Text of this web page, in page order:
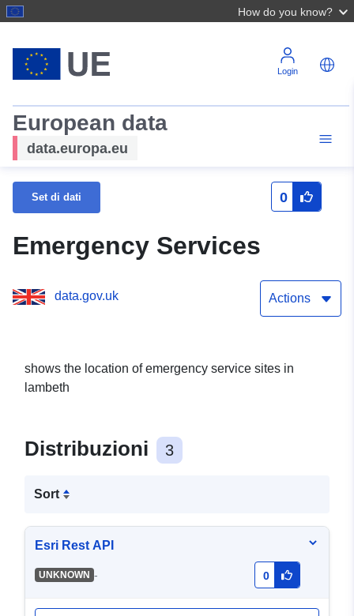
How do you know?
Login
European data
data.europa.eu
Set di dati 0
Emergency Services
data.gov.uk Actions
shows the location of emergency service sites in
lambeth
Distribuzioni 3
Sort
Esri Rest API
UNKNOWN - 0